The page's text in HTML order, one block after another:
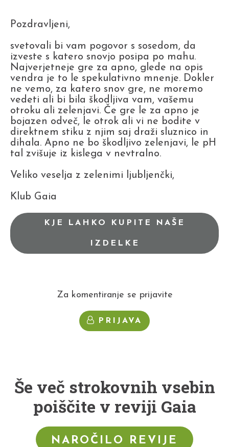
Pozdravljeni,
svetovali bi vam pogovor s sosedom, da
izveste s katero snovjo posipa po mahu.
Najverjetneje gre za apno, glede na opis
vendra je to le spekulativno mnenje. Dokler
ne vemo, za katero snov gre, ne moremo
vedeti ali bi bila škodljiva vam, vašemu
otroku ali zelenjavi. Če gre le za apno je
bojazen odveč, le otrok ali vi ne bodite v
direktnem stiku z njim saj draži sluznico in
dihala. Apno ne bo škodljivo zelenjavi, le pH
tal zvišuje iz kislega v nevtralno.
Veliko veselja z zelenimi ljubljenčki,
Klub Gaia
KJE LAHKO KUPITE NAŠE
IZDELKE
Za komentiranje se prijavite
PRIJAVA
Še več strokovnih vsebin
poiščite v reviji Gaia
NAROČILO REVIJE